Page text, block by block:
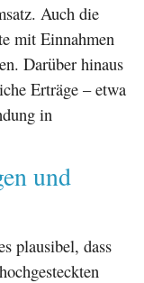
Auch die
mit Einnahmen
Darüber hinaus
Erträge – etwa
in
und
plausibel, dass